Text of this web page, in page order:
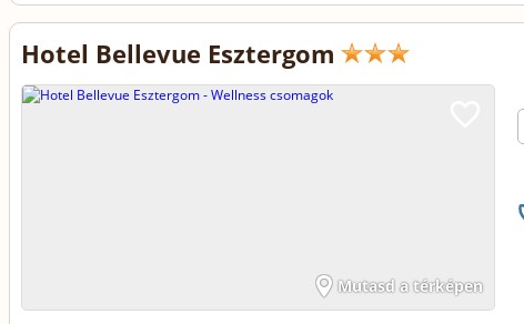
Hotel Bellevue Esztergom
Mutasd a térképen